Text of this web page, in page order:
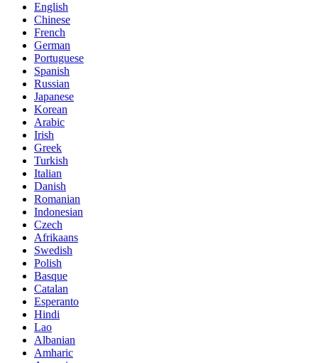
English
Chinese
French
German
Portuguese
Spanish
Russian
Japanese
Korean
Arabic
Irish
Greek
Turkish
Italian
Danish
Romanian
Indonesian
Czech
Afrikaans
Swedish
Polish
Basque
Catalan
Esperanto
Hindi
Lao
Albanian
Amharic